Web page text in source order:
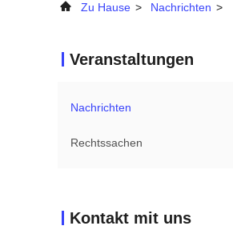
Zu Hause > Nachrichten >
Veranstaltungen
Nachrichten
Rechtssachen
Kontakt mit uns